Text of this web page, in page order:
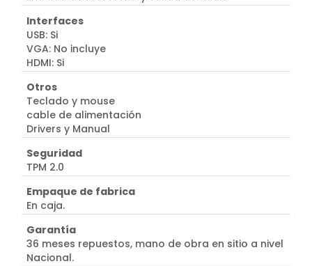
Interfaces
USB: Si
VGA: No incluye
HDMI: Si
Otros
Teclado y mouse
cable de alimentación
Drivers y Manual
Seguridad
TPM 2.0
Empaque de fabrica
En caja.
Garantía
36 meses repuestos, mano de obra en sitio a nivel
Nacional.